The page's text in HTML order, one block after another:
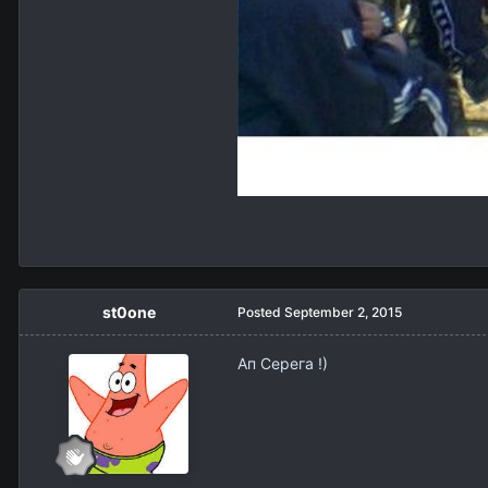
st0one Posted September 2, 2015
Ап Серега !)